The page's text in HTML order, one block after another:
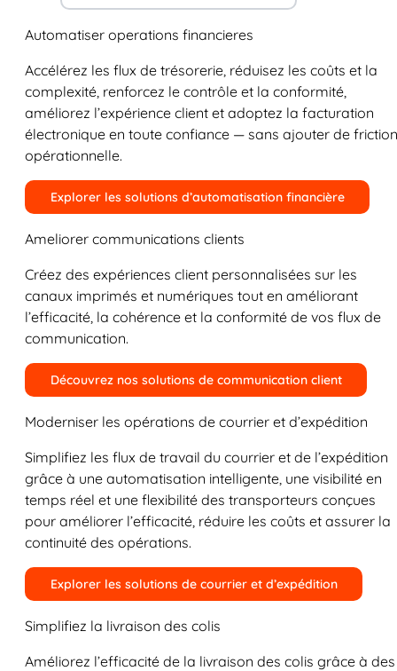
Automatiser operations financieres
Accélérez les flux de trésorerie, réduisez les coûts et la
complexité, renforcez le contrôle et la conformité,
améliorez l’expérience client et adoptez la facturation
électronique en toute confiance — sans ajouter de friction
opérationnelle.
Explorer les solutions d’automatisation financière
Ameliorer communications clients
Créez des expériences client personnalisées sur les
canaux imprimés et numériques tout en améliorant
l’efficacité, la cohérence et la conformité de vos flux de
communication.
Découvrez nos solutions de communication client
Moderniser les opérations de courrier et d’expédition
Simplifiez les flux de travail du courrier et de l’expédition
grâce à une automatisation intelligente, une visibilité en
temps réel et une flexibilité des transporteurs conçues
pour améliorer l’efficacité, réduire les coûts et assurer la
continuité des opérations.
Explorer les solutions de courrier et d’expédition
Simplifiez la livraison des colis
Améliorez l’efficacité de la livraison des colis grâce à des